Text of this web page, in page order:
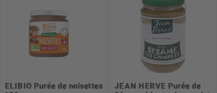
ELIBIO Purée de noisettes
JEAN HERVE Purée de